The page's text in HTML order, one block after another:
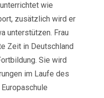
wie
zusätzlich wird er
unterstützen. Frau
Zeit in Deutschland
Sie wird
im Laufe des